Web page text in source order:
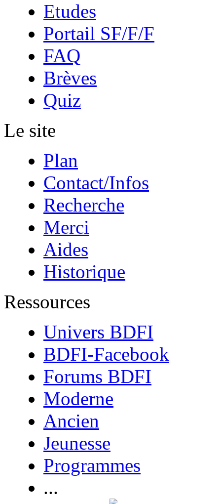
Etudes
Portail SF/F/F
FAQ
Brèves
Quiz
Le site
Plan
Contact/Infos
Recherche
Merci
Aides
Historique
Ressources
Univers BDFI
BDFI-Facebook
Forums BDFI
Moderne
Ancien
Jeunesse
Programmes
...